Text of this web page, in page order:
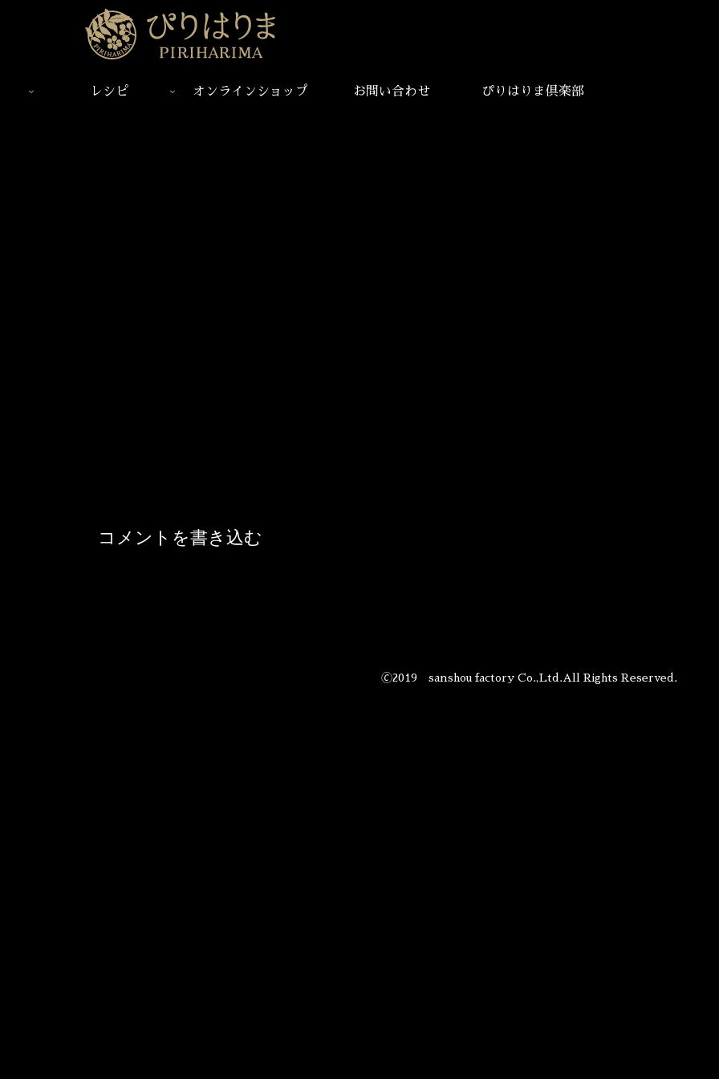
レシピ オンラインショップ お問い合わせ ぴりはりま倶楽部
コメントを書き込む
🄫2019 sanshou factory Co.,Ltd.All Rights Reserved.